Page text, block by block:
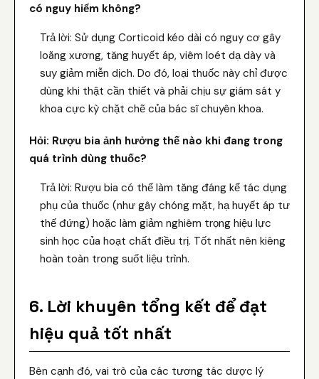
có nguy hiểm không?
Trả lời: Sử dụng Corticoid kéo dài có nguy cơ gây
loãng xương, tăng huyết áp, viêm loét dạ dày và
suy giảm miễn dịch. Do đó, loại thuốc này chỉ được
dùng khi thật cần thiết và phải chịu sự giám sát y
khoa cực kỳ chặt chẽ của bác sĩ chuyên khoa.
Hỏi: Rượu bia ảnh hưởng thế nào khi đang trong
quá trình dùng thuốc?
Trả lời: Rượu bia có thể làm tăng đáng kể tác dụng
phụ của thuốc (như gây chóng mặt, hạ huyết áp tư
thế đứng) hoặc làm giảm nghiêm trọng hiệu lực
sinh học của hoạt chất điều trị. Tốt nhất nên kiêng
hoàn toàn trong suốt liệu trình.
6. Lời khuyên tổng kết để đạt
hiệu quả tốt nhất
Bên cạnh đó, vai trò của các tương tác dược lý